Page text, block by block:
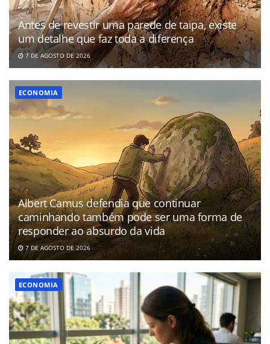
Antes de revestir uma parede de taipa, existe
um detalhe que faz toda a diferença
7 DE AGOSTO DE 2026
ECONOMIA
Albert Camus defendia que continuar
caminhando também pode ser uma forma de
responder ao absurdo da vida
7 DE AGOSTO DE 2026
ECONOMIA